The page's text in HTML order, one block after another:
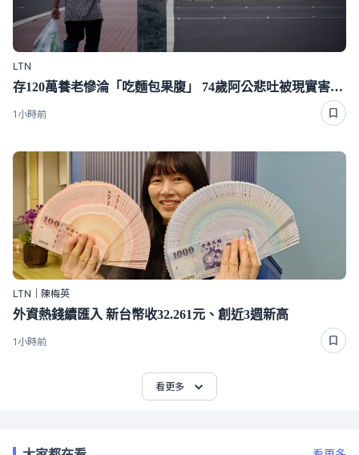
LTN
存120萬養老慘淪「吃麵包果腹」 74歲阿公悲吐被現實害慘真相
1小時前
LTN｜陳梅英
外資熱錢續匯入 新台幣收32.261元、創近3週新高
1小時前
看更多